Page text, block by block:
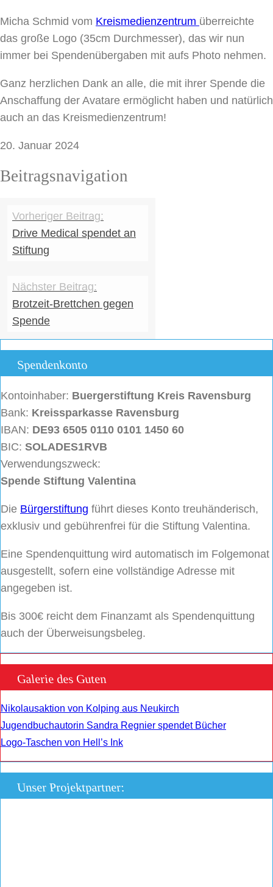
Micha Schmid vom Kreismedienzentrum überreichte
das große Logo (35cm Durchmesser), das wir nun
immer bei Spendenübergaben mit aufs Photo nehmen.
Ganz herzlichen Dank an alle, die mit ihrer Spende die
Anschaffung der Avatare ermöglicht haben und natürlich
auch an das Kreismedienzentrum!
20. Januar 2024
Beitragsnavigation
Drive Medical spendet an
Stiftung
Brotzeit-Brettchen gegen
Spende
Spendenkonto
Kontoinhaber: Buergerstiftung Kreis Ravensburg
Bank: Kreissparkasse Ravensburg
IBAN: DE93 6505 0110 0101 1450 60
BIC: SOLADES1RVB
Verwendungszweck:
Spende Stiftung Valentina
Die Bürgerstiftung führt dieses Konto treuhänderisch,
exklusiv und gebührenfrei für die Stiftung Valentina.
Eine Spendenquittung wird automatisch im Folgemonat
ausgestellt, sofern eine vollständige Adresse mit
angegeben ist.
Bis 300€ reicht dem Finanzamt als Spendenquittung
auch der Überweisungsbeleg.
Galerie des Guten
Nikolausaktion von Kolping aus Neukirch
Jugendbuchautorin Sandra Regnier spendet Bücher
Logo-Taschen von Hell’s Ink
Unser Projektpartner: